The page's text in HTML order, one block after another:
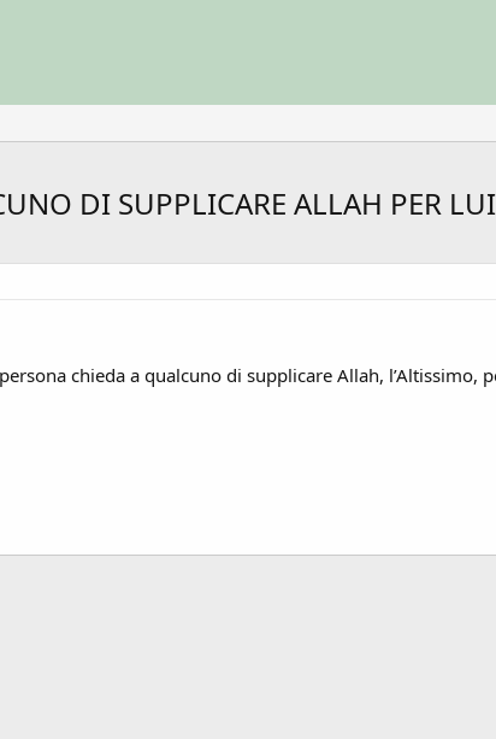
DI SUPPLICARE ALLAH PER
chieda a qualcuno di supplicare Allah, l’Altissimo,